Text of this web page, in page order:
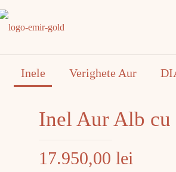
Inele Verighete Aur
Inel Aur Alb cu
17.950,00 lei